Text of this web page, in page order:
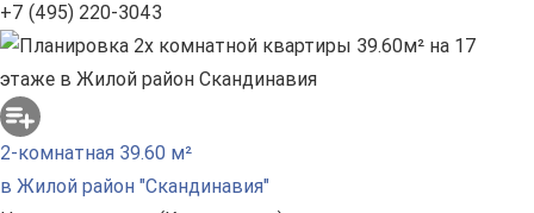
+7 (495) 220-3043
2-комнатная 39.60 м²
в Жилой район "Скандинавия"